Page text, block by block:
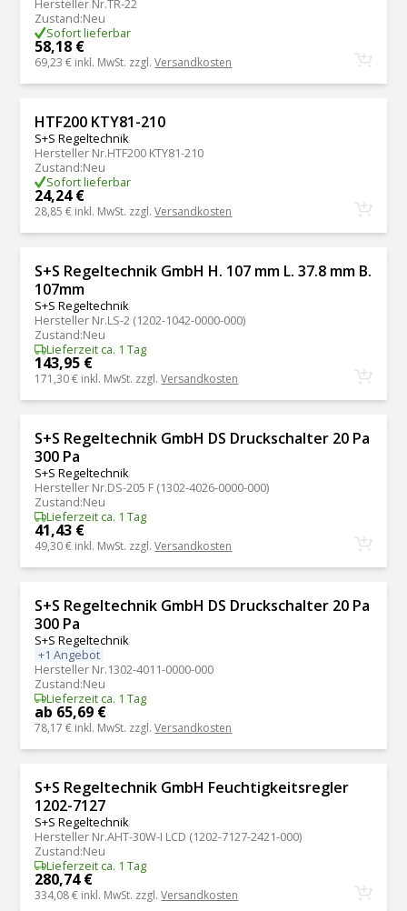
Hersteller Nr.TR-22
Zustand:Neu
Sofort lieferbar
58,18 €
69,23 € inkl. MwSt. zzgl.Versandkosten
HTF200 KTY81-210
S+S Regeltechnik
Hersteller Nr.HTF200 KTY81-210
Zustand:Neu
Sofort lieferbar
24,24 €
28,85 € inkl. MwSt. zzgl.Versandkosten
S+S Regeltechnik GmbH H. 107 mm L. 37.8 mm B.
107mm
S+S Regeltechnik
Hersteller Nr.LS-2 (1202-1042-0000-000)
Zustand:Neu
Lieferzeit ca. 1 Tag
143,95 €
171,30 € inkl. MwSt. zzgl.Versandkosten
S+S Regeltechnik GmbH DS Druckschalter 20 Pa
300 Pa
S+S Regeltechnik
Hersteller Nr.DS-205 F (1302-4026-0000-000)
Zustand:Neu
Lieferzeit ca. 1 Tag
41,43 €
49,30 € inkl. MwSt. zzgl.Versandkosten
S+S Regeltechnik GmbH DS Druckschalter 20 Pa
300 Pa
S+S Regeltechnik
+1 Angebot
Hersteller Nr.1302-4011-0000-000
Zustand:Neu
Lieferzeit ca. 1 Tag
ab 65,69 €
78,17 € inkl. MwSt. zzgl.Versandkosten
S+S Regeltechnik GmbH Feuchtigkeitsregler
1202-7127
S+S Regeltechnik
Hersteller Nr.AHT-30W-I LCD (1202-7127-2421-000)
Zustand:Neu
Lieferzeit ca. 1 Tag
280,74 €
334,08 € inkl. MwSt. zzgl.Versandkosten